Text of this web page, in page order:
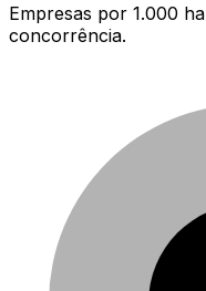
Empresas por 1.000
concorrência.